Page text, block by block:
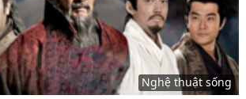
Nghệ thuật sống